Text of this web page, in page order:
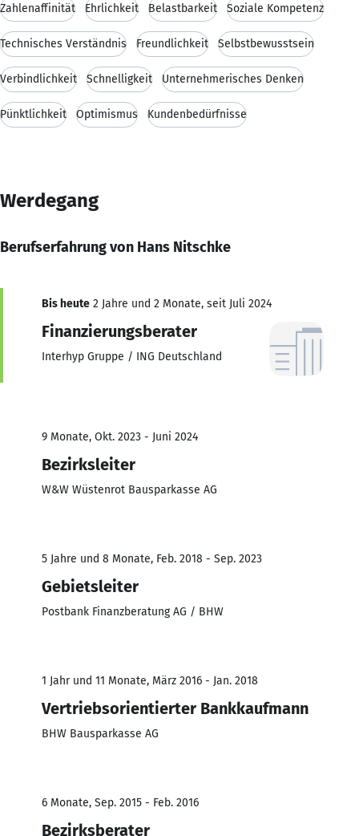
Zahlenaffinität Ehrlichkeit Belastbarkeit Soziale Kompetenz
Technisches Verständnis Freundlichkeit Selbstbewusstsein
Verbindlichkeit Schnelligkeit Unternehmerisches Denken
Pünktlichkeit Optimismus Kundenbedürfnisse
Werdegang
Berufserfahrung von Hans Nitschke
Bis heute 2 Jahre und 2 Monate, seit Juli 2024
Finanzierungsberater
Interhyp Gruppe / ING Deutschland
9 Monate, Okt. 2023 - Juni 2024
Bezirksleiter
W&W Wüstenrot Bausparkasse AG
5 Jahre und 8 Monate, Feb. 2018 - Sep. 2023
Gebietsleiter
Postbank Finanzberatung AG / BHW
1 Jahr und 11 Monate, März 2016 - Jan. 2018
Vertriebsorientierter Bankkaufmann
BHW Bausparkasse AG
6 Monate, Sep. 2015 - Feb. 2016
Bezirksberater